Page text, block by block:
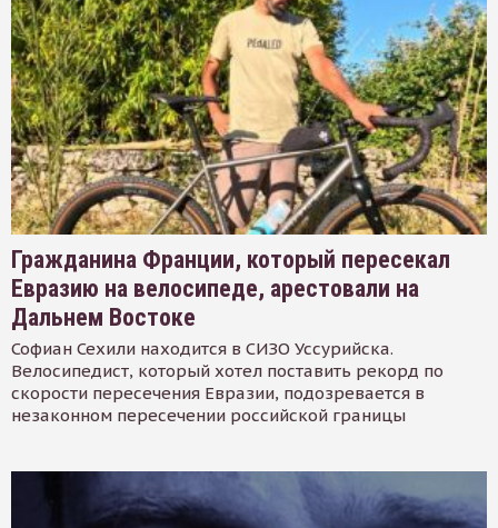
Гражданина Франции, который пересекал
Евразию на велосипеде, арестовали на
Дальнем Востоке
Софиан Сехили находится в СИЗО Уссурийска.
Велосипедист, который хотел поставить рекорд по
скорости пересечения Евразии, подозревается в
незаконном пересечении российской границы